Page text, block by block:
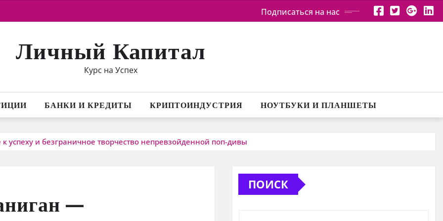
Подписаться на нас
Личный Капитал
Курс на Успех
БАНКИ И КРЕДИТЫ КРИПТОИНДУСТРИЯ НОУТБУКИ И ПЛАНШЕТЫ
успеху и безграничное творчество непревзойденной поп-дивы
—
ПОИСК